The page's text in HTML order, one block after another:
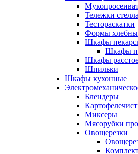
Тележки
Тестораскатки
Формы
Шкафы
Шкафы
Шкафы
Шпильки
Шкафы кухонные
Блендеры
Миксеры
Мясорубки
Овощерезки